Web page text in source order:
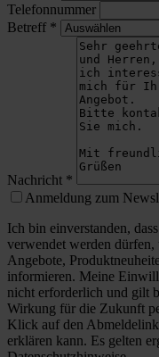
Telefonnummer
Betreff *
Nachricht *
Anmeldung zum
Ich bin einverstanden,
verwendet werden
Angebote,
informieren. Meine
nicht erforderlich und gilt
Wirkung für die Zukunft
Klick auf den
erklären kann. Es gelten